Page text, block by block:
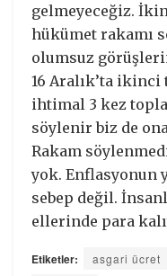
gelmeyeceğiz.
hükümet rakamı
olumsuz
16 Aralık’ta
ihtimal 3 kez
söylenir biz de
Rakam
yok. Enflasyonun
sebep değil.
ellerinde para
Etiketler: asgari ücret